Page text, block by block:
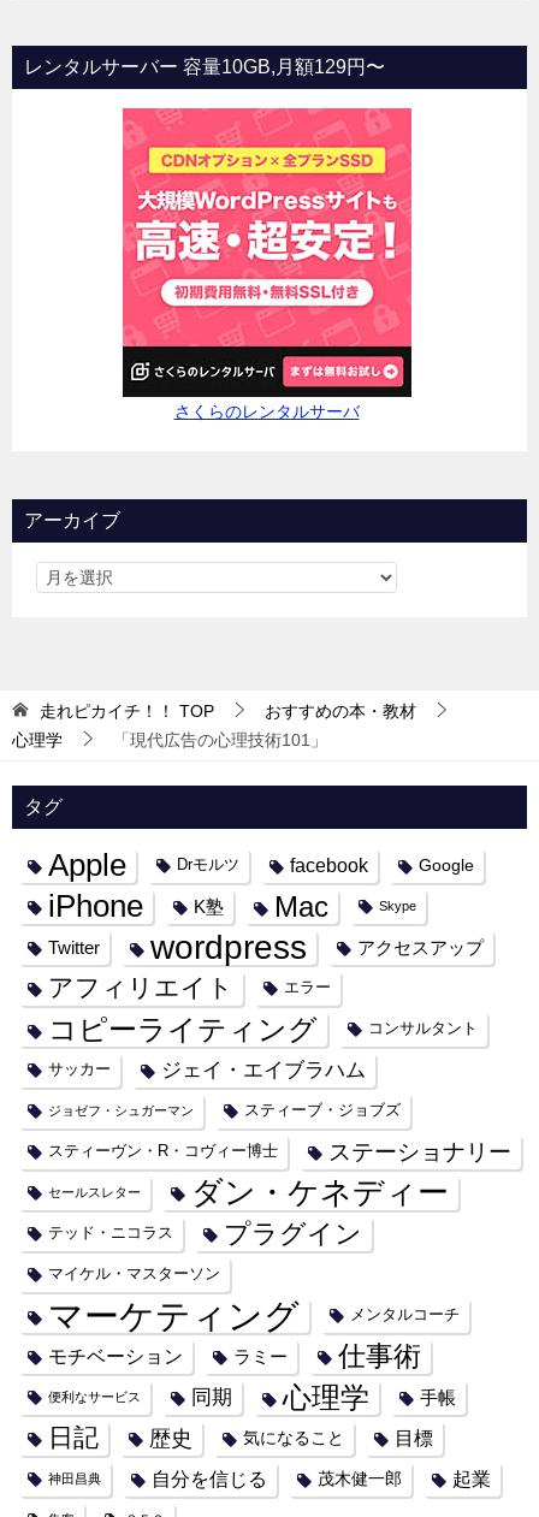
レンタルサーバー 容量10GB,月額129円〜
さくらのレンタルサーバ
アーカイブ
走れピカイチ！！ TOP
おすすめの本・教材
心理学
「現代広告の心理技術101」
タグ
Apple Drモルツ facebook Google
iPhone K塾 Mac Skype
Twitter wordpress アクセスアップ
アフィリエイト エラー
コピーライティング コンサルタント
サッカー ジェイ・エイブラハム
ジョゼフ・シュガーマン スティーブ・ジョブズ
スティーヴン・R・コヴィー博士 ステーショナリー
セールスレター ダン・ケネディー
テッド・ニコラス プラグイン
マイケル・マスターソン
マーケティング メンタルコーチ
モチベーション ラミー 仕事術
便利なサービス 同期 心理学 手帳
日記 歴史 気になること 目標
神田昌典 自分を信じる 茂木健一郎 起業